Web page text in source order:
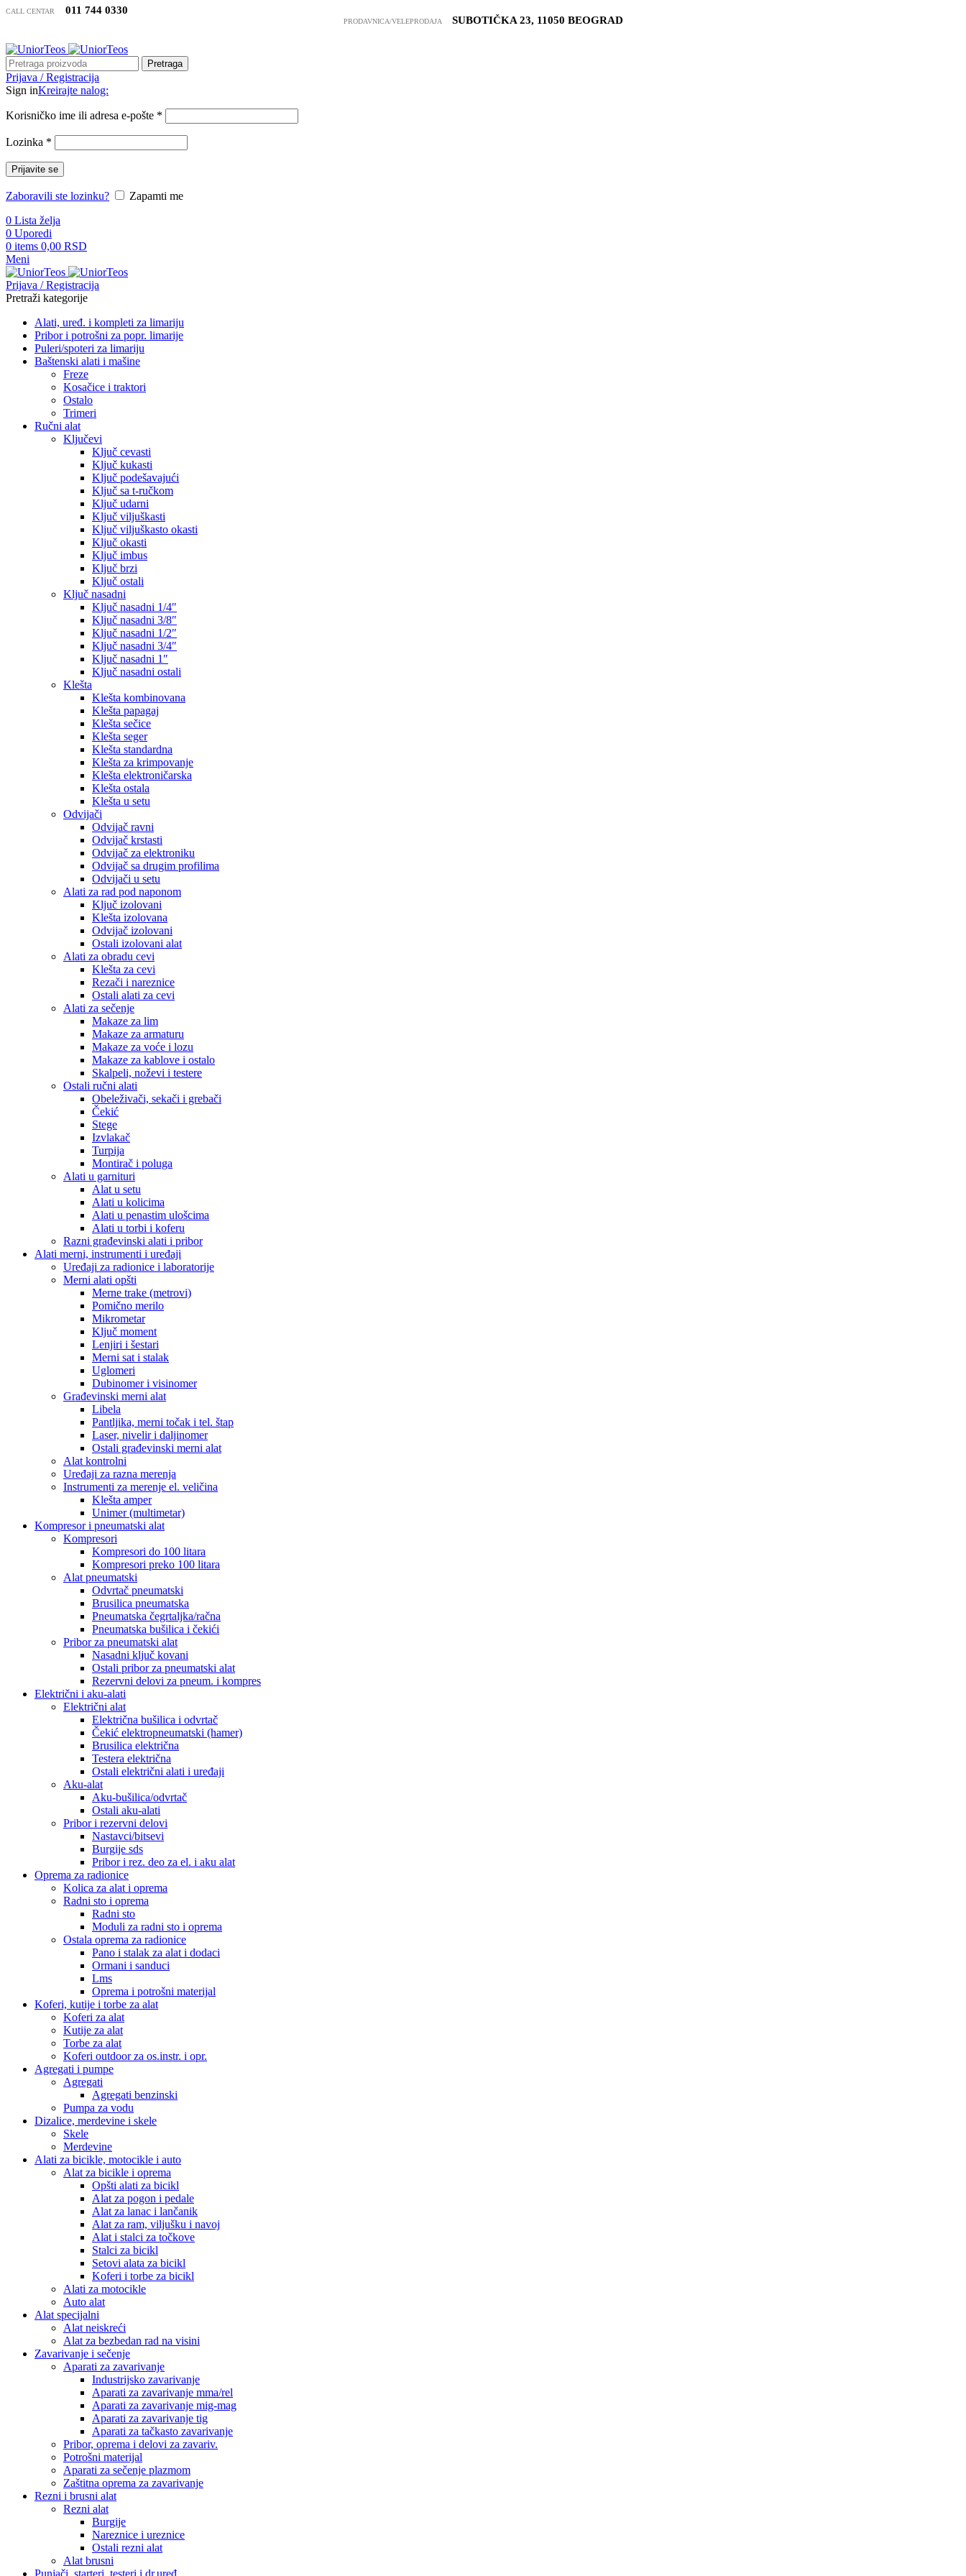
CALL CENTAR 011 744 0330
PRODAVNICA/VELEPRODAJA SUBOTIČKA 23, 11050 BEOGRAD
Pretraga
Prijava / Registracija
Sign inKreirajte nalog:
Korisničko ime ili adresa e-pošte *
Lozinka *
Prijavite se
Zaboravili ste lozinku?
Zapamti me
0 Lista želja
0 Uporedi
0 items 0,00 RSD
Meni
Prijava / Registracija
Pretraži kategorije
Alati, uređ. i kompleti za limariju
Pribor i potrošni za popr. limarije
Puleri/spoteri za limariju
Baštenski alati i mašine
Freze
Kosačice i traktori
Ostalo
Trimeri
Ručni alat
Ključevi
Ključ cevasti
Ključ kukasti
Ključ podešavajući
Ključ sa t-ručkom
Ključ udarni
Ključ viljuškasti
Ključ viljuškasto okasti
Ključ okasti
Ključ imbus
Ključ brzi
Ključ ostali
Ključ nasadni
Ključ nasadni 1/4″
Ključ nasadni 3/8″
Ključ nasadni 1/2″
Ključ nasadni 3/4″
Ključ nasadni 1″
Ključ nasadni ostali
Klešta
Klešta kombinovana
Klešta papagaj
Klešta sečice
Klešta seger
Klešta standardna
Klešta za krimpovanje
Klešta elektroničarska
Klešta ostala
Klešta u setu
Odvijači
Odvijač ravni
Odvijač krstasti
Odvijač za elektroniku
Odvijač sa drugim profilima
Odvijači u setu
Alati za rad pod naponom
Ključ izolovani
Klešta izolovana
Odvijač izolovani
Ostali izolovani alat
Alati za obradu cevi
Klešta za cevi
Rezači i nareznice
Ostali alati za cevi
Alati za sečenje
Makaze za lim
Makaze za armaturu
Makaze za voće i lozu
Makaze za kablove i ostalo
Skalpeli, noževi i testere
Ostali ručni alati
Obeleživači, sekači i grebači
Čekić
Stege
Izvlakač
Turpija
Montirač i poluga
Alati u garnituri
Alat u setu
Alati u kolicima
Alati u penastim ulošcima
Alati u torbi i koferu
Razni građevinski alati i pribor
Alati merni, instrumenti i uređaji
Uređaji za radionice i laboratorije
Merni alati opšti
Merne trake (metrovi)
Pomično merilo
Mikrometar
Ključ moment
Lenjiri i šestari
Merni sat i stalak
Uglomeri
Dubinomer i visinomer
Građevinski merni alat
Libela
Pantljika, merni točak i tel. štap
Laser, nivelir i daljinomer
Ostali građevinski merni alat
Alat kontrolni
Uređaji za razna merenja
Instrumenti za merenje el. veličina
Klešta amper
Unimer (multimetar)
Kompresor i pneumatski alat
Kompresori
Kompresori do 100 litara
Kompresori preko 100 litara
Alat pneumatski
Odvrtač pneumatski
Brusilica pneumatska
Pneumatska čegrtaljka/račna
Pneumatska bušilica i čekići
Pribor za pneumatski alat
Nasadni ključ kovani
Ostali pribor za pneumatski alat
Rezervni delovi za pneum. i kompres
Električni i aku-alati
Električni alat
Električna bušilica i odvrtač
Čekić elektropneumatski (hamer)
Brusilica električna
Testera električna
Ostali električni alati i uređaji
Aku-alat
Aku-bušilica/odvrtač
Ostali aku-alati
Pribor i rezervni delovi
Nastavci/bitsevi
Burgije sds
Pribor i rez. deo za el. i aku alat
Oprema za radionice
Kolica za alat i oprema
Radni sto i oprema
Radni sto
Moduli za radni sto i oprema
Ostala oprema za radionice
Pano i stalak za alat i dodaci
Ormani i sanduci
Lms
Oprema i potrošni materijal
Koferi, kutije i torbe za alat
Koferi za alat
Kutije za alat
Torbe za alat
Koferi outdoor za os.instr. i opr.
Agregati i pumpe
Agregati
Agregati benzinski
Pumpa za vodu
Dizalice, merdevine i skele
Skele
Merdevine
Alati za bicikle, motocikle i auto
Alat za bicikle i oprema
Opšti alati za bicikl
Alat za pogon i pedale
Alat za lanac i lančanik
Alat za ram, viljušku i navoj
Alat i stalci za točkove
Stalci za bicikl
Setovi alata za bicikl
Koferi i torbe za bicikl
Alati za motocikle
Auto alat
Alat specijalni
Alat neiskreći
Alat za bezbedan rad na visini
Zavarivanje i sečenje
Aparati za zavarivanje
Industrijsko zavarivanje
Aparati za zavarivanje mma/rel
Aparati za zavarivanje mig-mag
Aparati za zavarivanje tig
Aparati za tačkasto zavarivanje
Pribor, oprema i delovi za zavariv.
Potrošni materijal
Aparati za sečenje plazmom
Zaštitna oprema za zavarivanje
Rezni i brusni alat
Rezni alat
Burgije
Nareznice i ureznice
Ostali rezni alat
Alat brusni
Punjači, starteri, testeri i dr.uređ.